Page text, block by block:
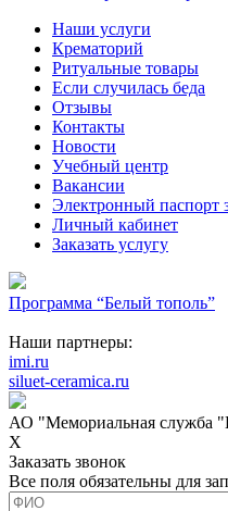
Наши услуги
Крематорий
Ритуальные товары
Если случилась беда
Отзывы
Контакты
Новости
Учебный центр
Вакансии
Электронный паспорт
Личный кабинет
Заказать услугу
Программа “Белый тополь”
Наши партнеры:
imi.ru
siluet-ceramica.ru
АО "Мемориальная служба
X
Заказать звонок
Все поля обязательны для
ФИО